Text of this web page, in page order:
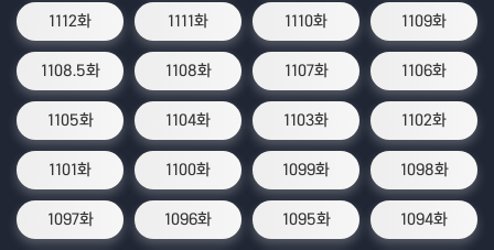
1112화 1111화 1110화 1109화
1108.5화 1108화 1107화 1106화
1105화 1104화 1103화 1102화
1101화 1100화 1099화 1098화
1097화 1096화 1095화 1094화